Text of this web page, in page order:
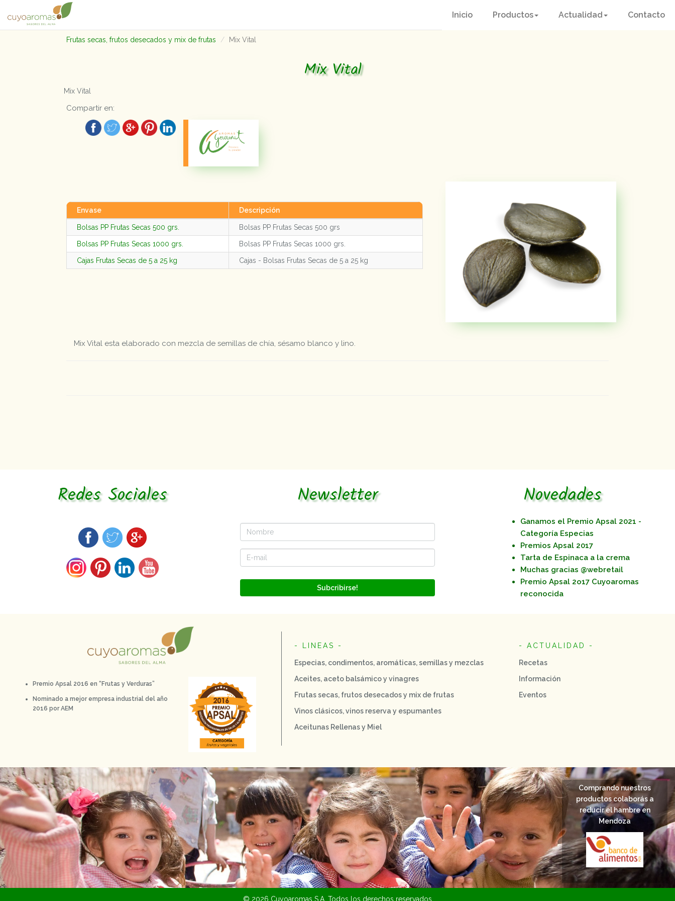
Inicio Productos Actualidad Contacto
Frutas secas, frutos desecados y mix de frutas Mix Vital
Mix Vital
Mix Vital
Compartir en:
Envase Descripción
Bolsas PP Frutas Secas 500 grs. Bolsas PP Frutas Secas 500 grs
Bolsas PP Frutas Secas 1000 grs. Bolsas PP Frutas Secas 1000 grs.
Cajas Frutas Secas de 5 a 25 kg Cajas - Bolsas Frutas Secas de 5 a 25 kg
Mix Vital esta elaborado con mezcla de semillas de chía, sésamo blanco y lino.
Redes Sociales Newsletter
Subcribirse!
Novedades
Ganamos el Premio Apsal 2021 -
Categoría Especias
Premios Apsal 2017
Tarta de Espinaca a la crema
Muchas gracias @webretail
Premio Apsal 2o17 Cuyoaromas
reconocida
Premio Apsal 2016 en “Frutas y Verduras”
Nominado a mejor empresa industrial del año
2016 por AEM
- LINEAS -
Especias, condimentos, aromáticas, semillas y mezclas
Aceites, aceto balsámico y vinagres
Frutas secas, frutos desecados y mix de frutas
Vinos clásicos, vinos reserva y espumantes
Aceitunas Rellenas y Miel
- ACTUALIDAD -
Recetas
Información
Eventos
Comprando nuestros
productos colaborás a
reducir el hambre en
Mendoza
© 2026 Cuyoaromas S.A. Todos los derechos reservados